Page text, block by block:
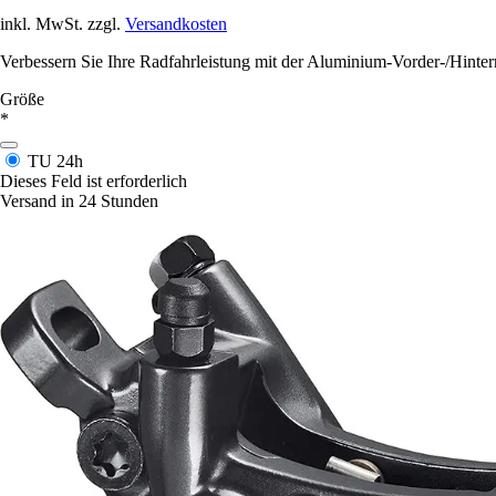
inkl. MwSt. zzgl. Versandkosten
Verbessern Sie Ihre Radfahrleistung mit der Aluminium-Vorder-/
Größe
*
TU 24h
Dieses Feld ist erforderlich
Versand in 24 Stunden